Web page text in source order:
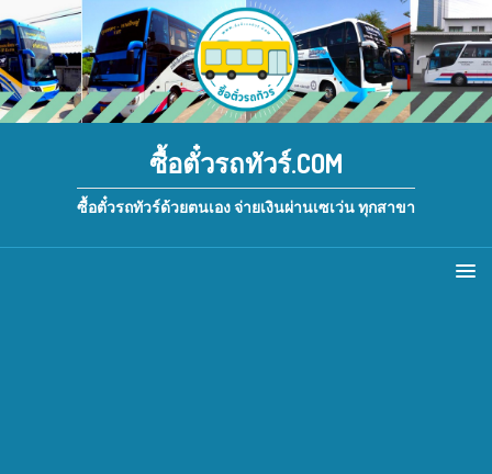
ซื้อตั๋วรถทัวร์.COM
ซื้อตั๋วรถทัวร์ด้วยตนเอง จ่ายเงินผ่านเซเว่น ทุกสาขา